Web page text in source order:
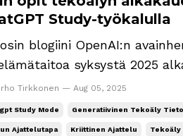
Study-työkalulla
blogiini OpenAI:n
syksystä 2025
ja lopuksi kerron, miten
opiskelutilaa (Study
...
Tirkkonen — Aug 05, 2025
Study Mode Generatiivinen Tekoäly
Ajattelutapa Kriittinen Ajattelu Tekoäly